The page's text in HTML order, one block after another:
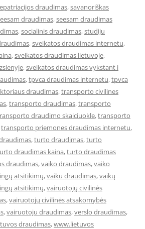
draudimas,savanoriškas
draudimas,seesam draudimas
,socialinis draudimas,studiju
,sveikatos draudimas internetu,
,sveikatos draudimas lietuvoje,
,sveikatos draudimas vykstant i
,tpvca draudimas internetu,tpvca
draudimas,transporto civilines
,transporto draudimas,transporto
draudimo skaiciuokle,transporto
transporto priemones draudimas internetu,
,turto draudimas,turto
draudimas kaina,turto draudimas
draudimas,vaiko draudimas,vaiko
atsitikimų,vaiku draudimas,vaikų
atsitikimų,vairuotojų civilinės
,vairuotojų civilinės atsakomybės
,vairuotoju draudimas,verslo draudimas,
draudimas,www.lietuvos